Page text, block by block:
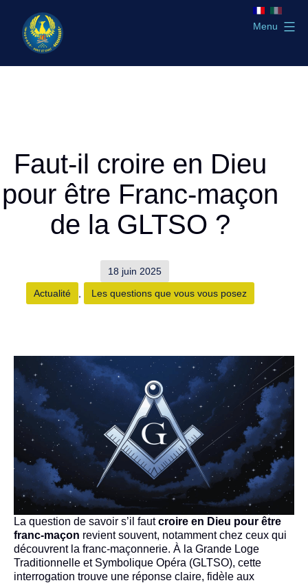
contenu
Menu
Faut-il croire en Dieu
pour être Franc-maçon
de la GLTSO ?
Publié
18 juin 2025
Catégorisé
comme
Actualité Les questions que vous vous posez
La question de savoir s’il fautcroire en Dieu pour être
franc-maçon revient souvent, notamment chez ceux qui
découvrent la franc-maçonnerie. À la Grande Loge
Traditionnelle et Symbolique Opéra (GLTSO), cette
interrogation trouve une réponse claire, fidèle aux